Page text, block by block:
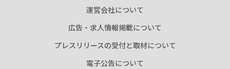
運営会社について
広告・求人情報掲載について
プレスリリースの受付と取材について
電子公告について